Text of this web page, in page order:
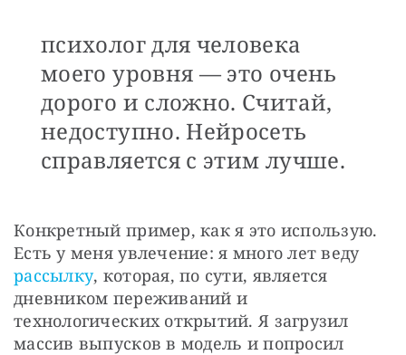
психолог для человека
моего уровня — это очень
дорого и сложно. Считай,
недоступно. Нейросеть
справляется с этим лучше.
Конкретный пример, как я это использую.
рассылку, которая, по сути, является
дневником переживаний и
технологических открытий. Я загрузил
массив выпусков в модель и попросил